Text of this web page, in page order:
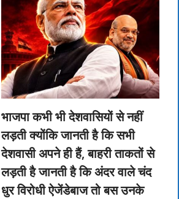
भाजपा कभी भी देशवासियों से नहीं
लड़ती क्योंकि जानती है कि सभी
देशवासी अपने ही हैं, बाहरी ताकतों से
लड़ती है जानती है कि अंदर वाले चंद
धुर विरोधी ऐजेंडेबाज तो बस उनके